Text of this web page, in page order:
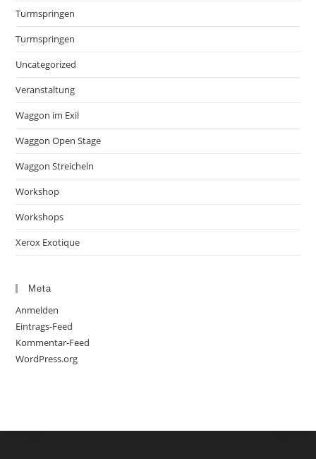
Turmspringen
Turmspringen
Uncategorized
Veranstaltung
Waggon im Exil
Waggon Open Stage
Waggon Streicheln
Workshop
Workshops
Xerox Exotique
Meta
Anmelden
Eintrags-Feed
Kommentar-Feed
WordPress.org